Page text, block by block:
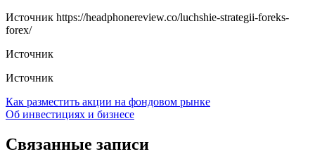
Источник https://headphonereview.co/luchshie-strategii-foreks-
forex/
Источник
Источник
Навигация
по
записям
Как разместить акции на фондовом рынке
Об инвестициях и бизнесе
Связанные записи